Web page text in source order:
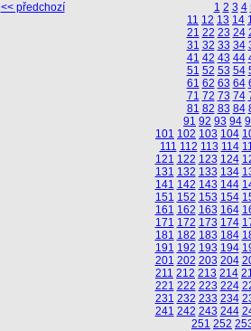
<< předchozí 1 2 3 4
11 12 13 14
21 22 23 24
31 32 33 34
41 42 43 44
51 52 53 54
61 62 63 64
71 72 73 74
81 82 83 84
91 92 93 94
101 102 103 104
111 112 113 114
121 122 123 124
131 132 133 134
141 142 143 144
151 152 153 154
161 162 163 164
171 172 173 174
181 182 183 184
191 192 193 194
201 202 203 204
211 212 213 214
221 222 223 224
231 232 233 234
241 242 243 244
251 252